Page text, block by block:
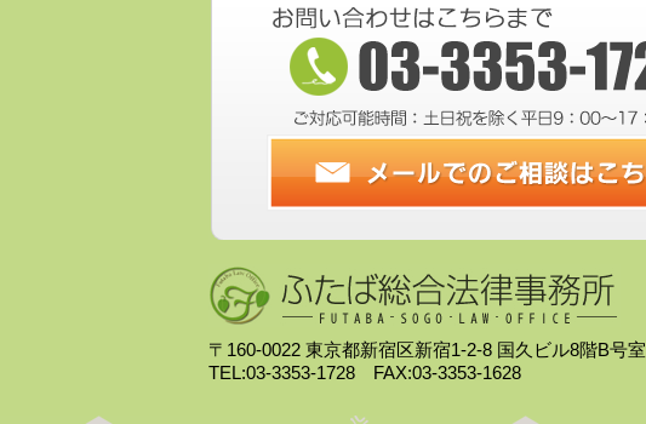
〒160-0022 東京都新宿区新宿1-2-8 国久ビル8階B号室
TEL:03-3353-1728 FAX:03-3353-1628